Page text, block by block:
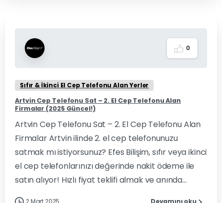
0
Sıfır & İkinci El Cep Telefonu Alan Yerler
Artvin Cep Telefonu Sat – 2. El Cep Telefonu Alan
Firmalar (2025 Güncel!)
Artvin Cep Telefonu Sat – 2. El Cep Telefonu Alan
Firmalar Artvin ilinde 2. el cep telefonunuzu
satmak mı istiyorsunuz? Efes Bilişim, sıfır veya ikinci
el cep telefonlarınızı değerinde nakit ödeme ile
satın alıyor! Hızlı fiyat teklifi almak ve anında...
2 Mart 2025